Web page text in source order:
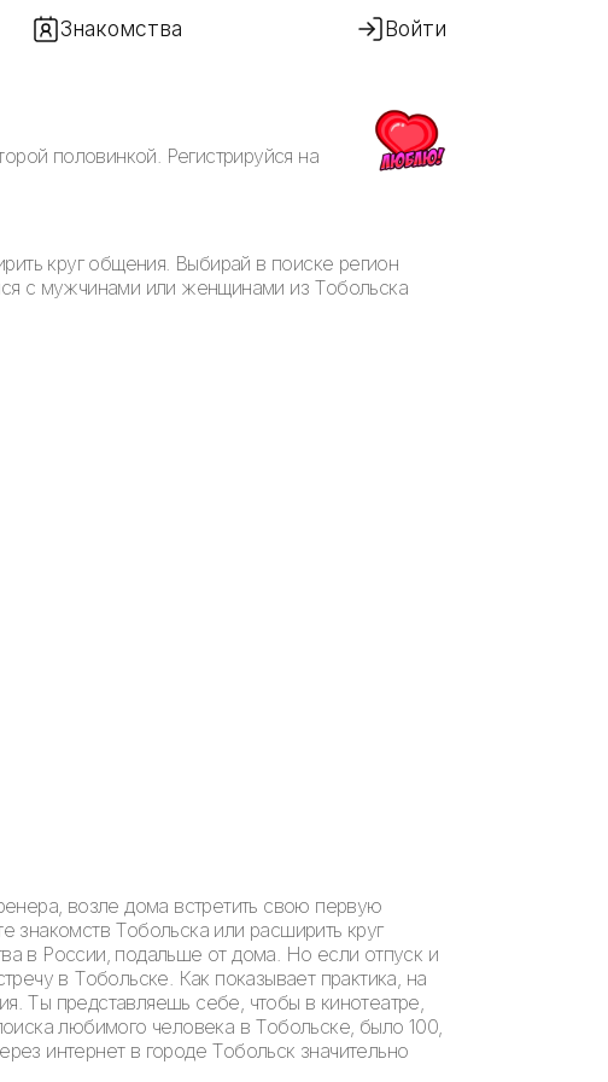
Знакомства Войти
половинкой. Регистрируйся на
круг общения. Выбирай в поиске регион
с мужчинами или женщинами из Тобольска
возле дома встретить свою первую
Тобольска или расширить круг
в России, подальше от дома. Но если отпуск и
в Тобольске. Как показывает практика, на
Ты представляешь себе, чтобы в кинотеатре,
любимого человека в Тобольске, было 100,
интернет в городе Тобольск значительно